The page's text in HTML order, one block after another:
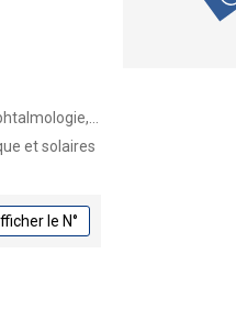
Opticien
et solaires
le N°